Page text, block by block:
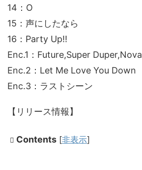
14：O
15：声にしたなら
16：Party Up!!
Enc.1：Future,Super Duper,Nova
Enc.2：Let Me Love You Down
Enc.3：ラストシーン
【リリース情報】
Contents [非表示]